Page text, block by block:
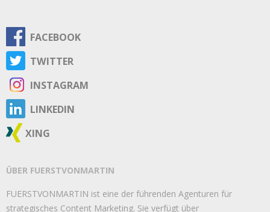
FACEBOOK
TWITTER
INSTAGRAM
LINKEDIN
XING
ÜBER FUERSTVONMARTIN
FUERSTVONMARTIN ist eine der führenden Agenturen für
strategisches Content Marketing. Sie verfügt über